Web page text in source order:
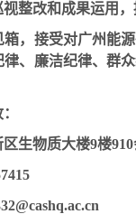
整改和成果运用
，接受对广州能
、廉洁纪律、群
生物质大楼9楼910